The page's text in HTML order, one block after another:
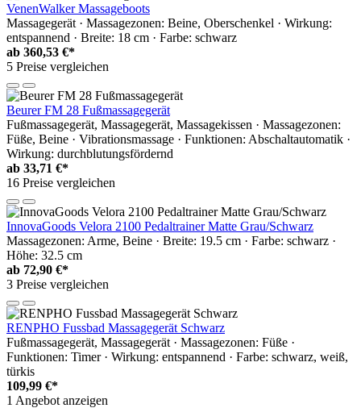
VenenWalker Massageboots
Massagegerät · Massagezonen: Beine, Oberschenkel · Wirkung:
entspannend · Breite: 18 cm · Farbe: schwarz
ab 360,53 €*
5 Preise vergleichen
Beurer FM 28 Fußmassagegerät
Fußmassagegerät, Massagegerät, Massagekissen · Massagezonen:
Füße, Beine · Vibrationsmassage · Funktionen: Abschaltautomatik ·
Wirkung: durchblutungsfördernd
ab 33,71 €*
16 Preise vergleichen
InnovaGoods Velora 2100 Pedaltrainer Matte Grau/Schwarz
Massagezonen: Arme, Beine · Breite: 19.5 cm · Farbe: schwarz ·
Höhe: 32.5 cm
ab 72,90 €*
3 Preise vergleichen
RENPHO Fussbad Massagegerät Schwarz
Fußmassagegerät, Massagegerät · Massagezonen: Füße ·
Funktionen: Timer · Wirkung: entspannend · Farbe: schwarz, weiß,
türkis
109,99 €*
1 Angebot anzeigen